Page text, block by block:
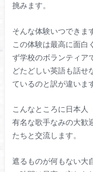
挑みます。
そんな体験いつできま
この体験は最高に面白
ず学校のボランティア
どたどしい英語も話せ
ているのと訳が違いま
こんなところに日本人
有名な歌手なみの大歓
たちと交流します。
遮るものが何もない大